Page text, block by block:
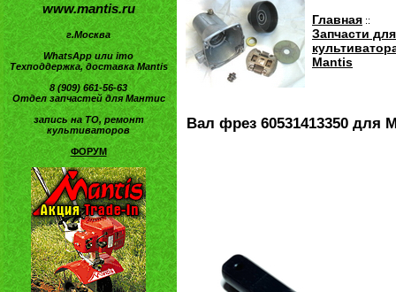
www.mantis.ru
г.Москва
WhatsApp или imo
Техподдержка, доставка Mantis
8 (909) 661-56-63
Отдел запчастей для Мантис
запись на ТО, ремонт
культиваторов
ФОРУМ
Главная ::
Запчасти для
Mantis
Вал фрез 60531413350 для